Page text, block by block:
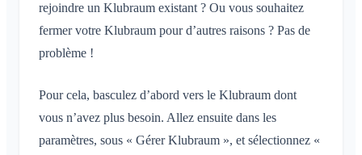
Partage de la position
Calendrier personnel
Accusé de lecture
Supprimer un message
Espaces
Qu'est-ce qu'un espace ?
Qu'est-ce qu'un groupe d'espaces ?
Créer un espace
Espace privé
Compte et paramètres
Quitter le Klubraum
Se déconnecter
Modifier le nom
Administration
Autorisations
Administrateurs supplémentaires
rejoindre un Klubraum existant ? Ou vous souhaitez
fermer votre Klubraum pour d’autres raisons ? Pas de
problème !
Pour cela, basculez d’abord vers le Klubraum dont
vous n’avez plus besoin. Allez ensuite dans les
paramètres, sous « Gérer Klubraum », et sélectionnez «